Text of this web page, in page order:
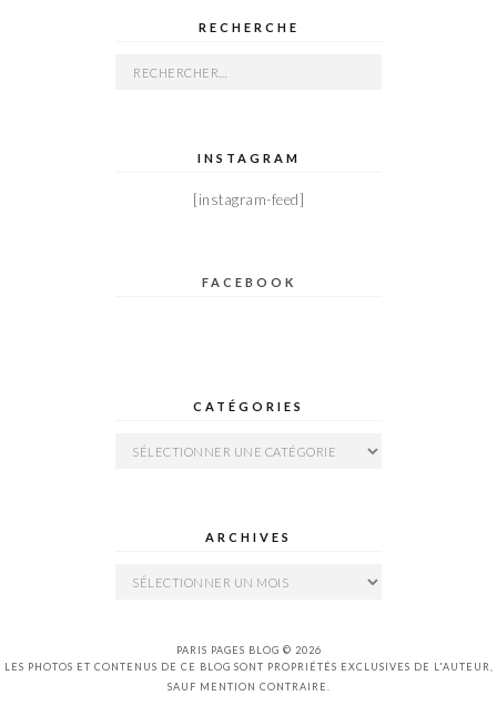
RECHERCHE
Rechercher :
INSTAGRAM
[instagram-feed]
FACEBOOK
CATÉGORIES
Catégories
ARCHIVES
Archives
PARIS PAGES BLOG © 2026
LES PHOTOS ET CONTENUS DE CE BLOG SONT PROPRIÉTÉS EXCLUSIVES DE L'AUTEUR,
SAUF MENTION CONTRAIRE.